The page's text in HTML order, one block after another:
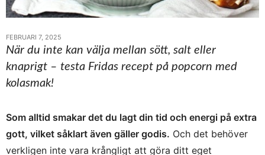
FEBRUARI 7, 2025
När du inte kan välja mellan sött, salt eller
knaprigt – testa Fridas recept på popcorn med
kolasmak!
Som alltid smakar det du lagt din tid och energi på extra
gott, vilket såklart även gäller godis. Och det behöver
verkligen inte vara krångligt att göra ditt eget